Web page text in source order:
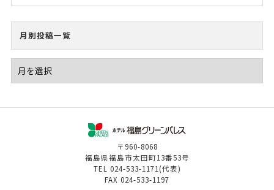
月別投稿一覧
〒960-8068
福島県福島市太田町13番53号
TEL 024-533-1171 (代表)
FAX 024-533-1197